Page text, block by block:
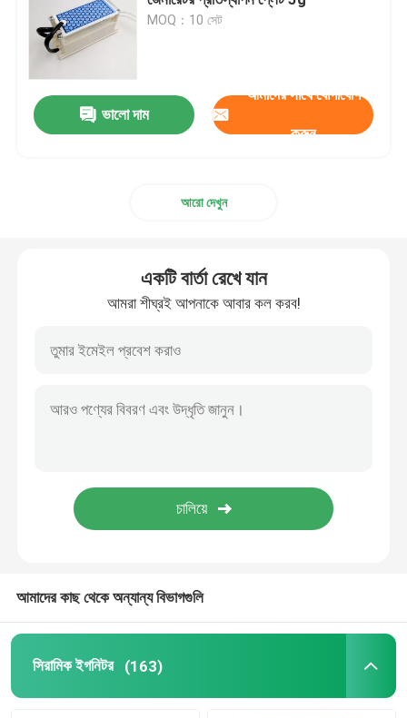
সিরামিক ইগনিটর
সিলিকন নাইট্রাইড ইনজাইটার
পোর্টেবল ওজোন মেশিন
MOQ：10 সেট
ভালো দাম
আমাদের সাথে যোগাযোগ
করুন
আরো দেখুন
একটি বার্তা রেখে যান
আমরা শীঘ্রই আপনাকে আবার কল করব!
আমাদের কাছ থেকে অন্যান্য বিভাগগুলি
সিরামিক ইগনিটর (163)